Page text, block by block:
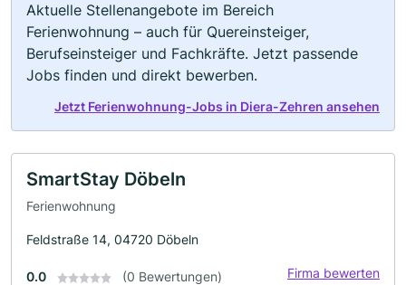
Aktuelle Stellenangebote im Bereich
Ferienwohnung – auch für Quereinsteiger,
Berufseinsteiger und Fachkräfte. Jetzt passende
Jobs finden und direkt bewerben.
Jetzt Ferienwohnung-Jobs in Diera-Zehren ansehen
SmartStay Döbeln
Ferienwohnung
Feldstraße 14, 04720 Döbeln
0.0 (0 Bewertungen) Firma bewerten